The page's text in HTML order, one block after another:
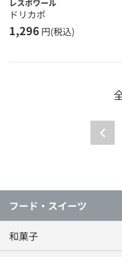
フード・スイーツ
和菓子
レスポワール
ドリカポ
1,296 円(税込)